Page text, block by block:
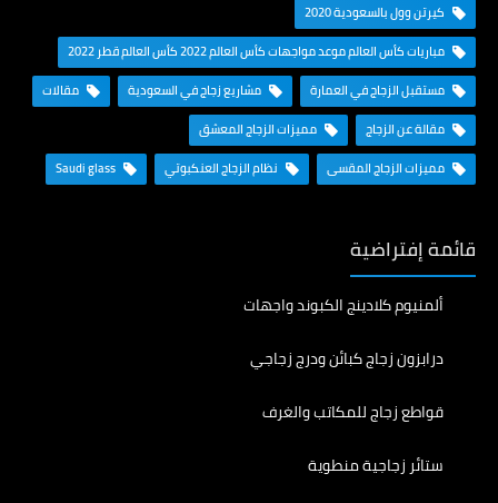
كيرتن وول بالسعودية 2020
مباريات كأس العالم موعد مواجهات كأس العالم 2022 كأس العالم قطر 2022
مستقبل الزجاج في العمارة
مشاريع زجاج في السعودية
مقالات
مقالة عن الزجاج
مميزات الزجاج المعشق
مميزات الزجاج المقسى
نظام الزجاج العنكبوتي
قائمة إفتراضية
ألمنيوم كلادينج الكبوند واجهات
درابزون زجاج كبائن ودرج زجاجي
قواطع زجاج للمكاتب والغرف
ستائر زجاجية منطوية